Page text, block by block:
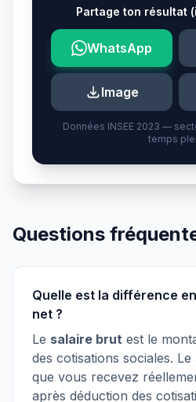
Partage ton résultat
WhatsApp
Image
Données INSEE 2023 —
temps
Questions
Quelle est la différence
net ?
Le salaire brut est le
des cotisations sociales. Le
que vous recevez
après déduction des